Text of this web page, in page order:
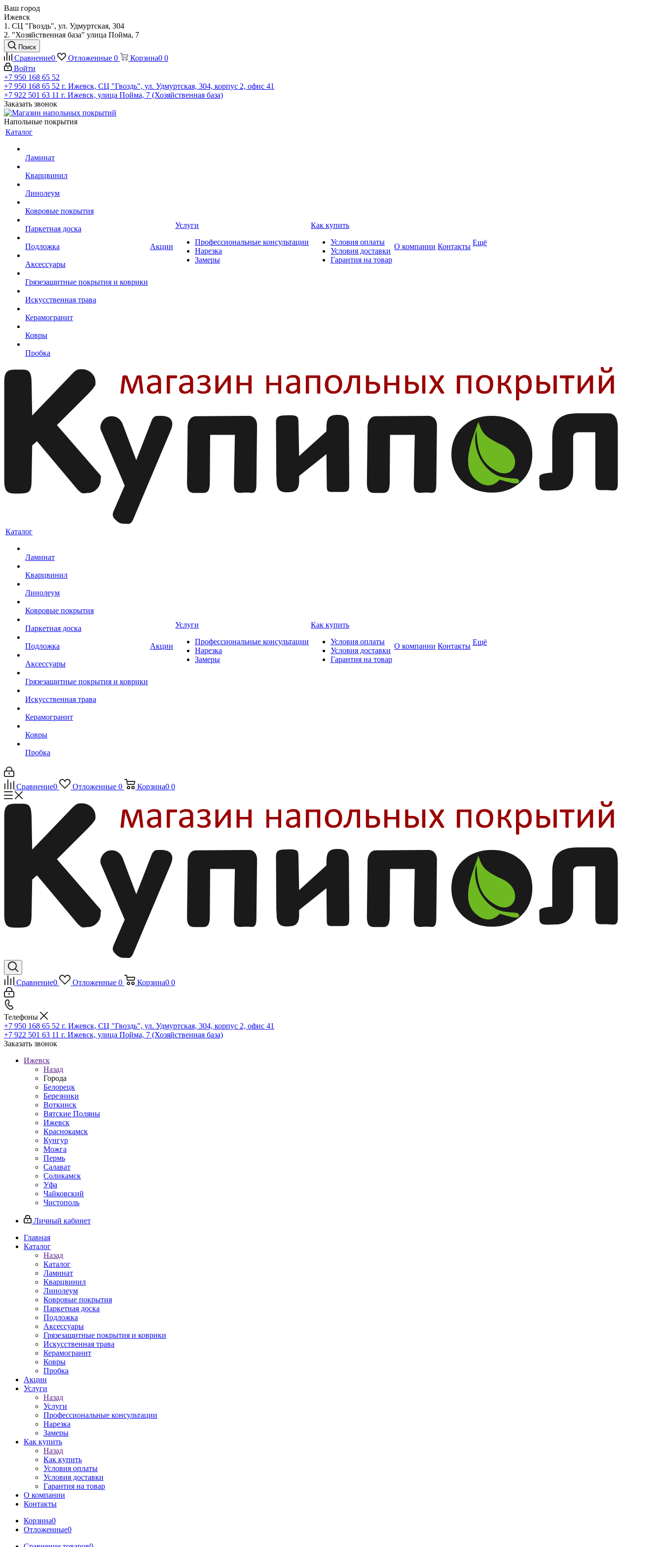
Ваш город
Ижевск
1. СЦ "Гвоздь", ул. Удмуртская, 304
2. "Хозяйственная база" улица Пойма, 7
Поиск
Сравнение0 Отложенные 0 Корзина0 0
Войти
+7 950 168 65 52
+7 950 168 65 52 г. Ижевск, СЦ "Гвоздь", ул. Удмуртская, 304, корпус 2, офис 41
+7 922 501 63 11 г. Ижевск, улица Пойма, 7 (Хозяйственная база)
Заказать звонок
Напольные покрытия
Каталог
Ламинат
Кварцвинил
Линолеум
Ковровые покрытия
Паркетная доска
Подложка
Аксессуары
Грязезащитные покрытия и коврики
Искусственная трава
Керамогранит
Ковры
Пробка
Акции
Услуги
Профессиональные консультации
Нарезка
Замеры
Как купить
Условия оплаты
Условия доставки
Гарантия на товар
О компании Контакты Ещё
Каталог
Ламинат
Кварцвинил
Линолеум
Ковровые покрытия
Паркетная доска
Подложка
Аксессуары
Грязезащитные покрытия и коврики
Искусственная трава
Керамогранит
Ковры
Пробка
Акции
Услуги
Профессиональные консультации
Нарезка
Замеры
Как купить
Условия оплаты
Условия доставки
Гарантия на товар
О компании Контакты Ещё
Сравнение0 Отложенные 0 Корзина0 0
Сравнение0 Отложенные 0 Корзина0 0
Телефоны
+7 950 168 65 52 г. Ижевск, СЦ "Гвоздь", ул. Удмуртская, 304, корпус 2, офис 41
+7 922 501 63 11 г. Ижевск, улица Пойма, 7 (Хозяйственная база)
Заказать звонок
Ижевск
Назад
Города
Белорецк
Березники
Воткинск
Вятские Поляны
Ижевск
Краснокамск
Кунгур
Можга
Пермь
Салават
Соликамск
Уфа
Чайковский
Чистополь
Личный кабинет
Главная
Каталог
Назад
Каталог
Ламинат
Кварцвинил
Линолеум
Ковровые покрытия
Паркетная доска
Подложка
Аксессуары
Грязезащитные покрытия и коврики
Искусственная трава
Керамогранит
Ковры
Пробка
Акции
Услуги
Назад
Услуги
Профессиональные консультации
Нарезка
Замеры
Как купить
Назад
Как купить
Условия оплаты
Условия доставки
Гарантия на товар
О компании
Контакты
Корзина0
Отложенные0